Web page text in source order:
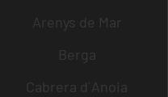
Arenys de Mar
Berga
Cabrera d´Anoia